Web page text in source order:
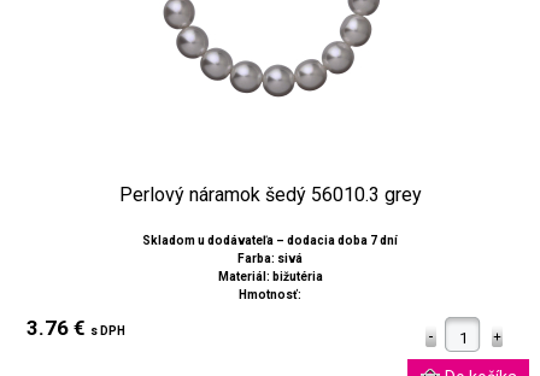
Perlový náramok šedý 56010.3 grey
Skladom u dodávateľa – dodacia doba 7 dní
Farba: sivá
Materiál: bižutéria
Hmotnosť:
3.76 € s DPH